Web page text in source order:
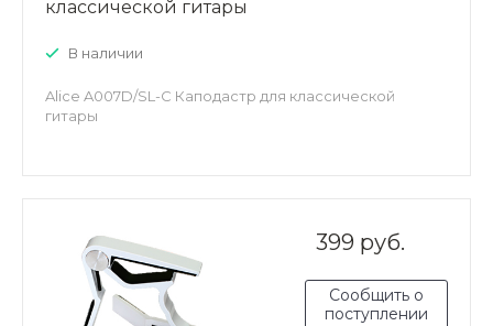
классической гитары
В наличии
Alice A007D/SL-C Каподастр для классической
гитары
399 руб.
Сообщить о
поступлении